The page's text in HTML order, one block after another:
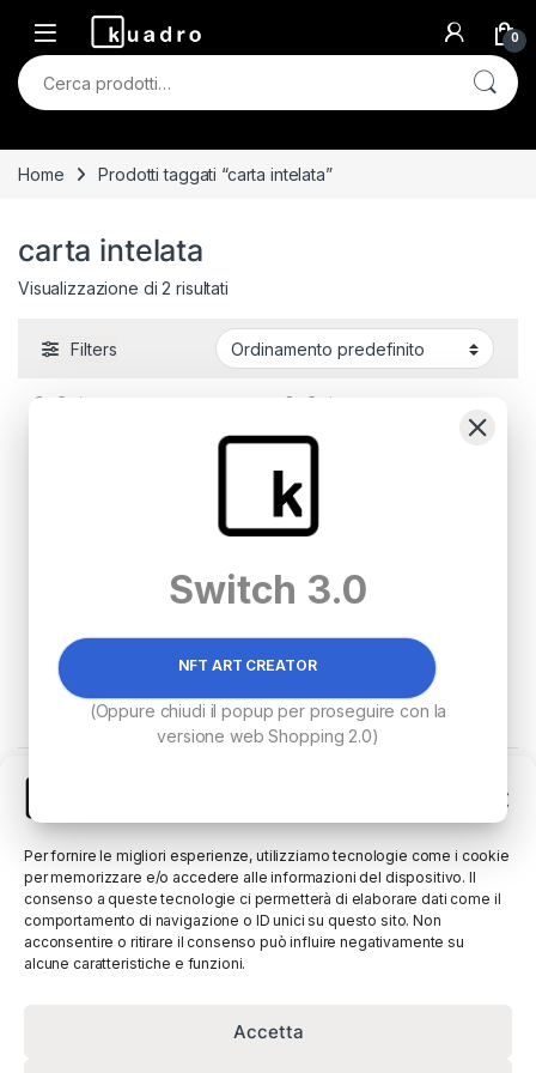
Per fornire le migliori esperienze, utilizziamo tecnologie come i cookie
per memorizzare e/o accedere alle informazioni del dispositivo. Il
consenso a queste tecnologie ci permetterà di elaborare dati come il
comportamento di navigazione o ID unici su questo sito. Non
acconsentire o ritirare il consenso può influire negativamente su
alcune caratteristiche e funzioni.
Accetta
Skip to navigation
Skip to content
0
Cerca:
Home Prodotti taggati “carta intelata”
carta intelata
Visualizzazione di 2 risultati
Filters
Su Carta
3,400.00
Su Carta
€3,400.00
Switch 3.0
NFT ART CREATOR
(Oppure chiudi il popup per proseguire con la
versione web Shopping 2.0)